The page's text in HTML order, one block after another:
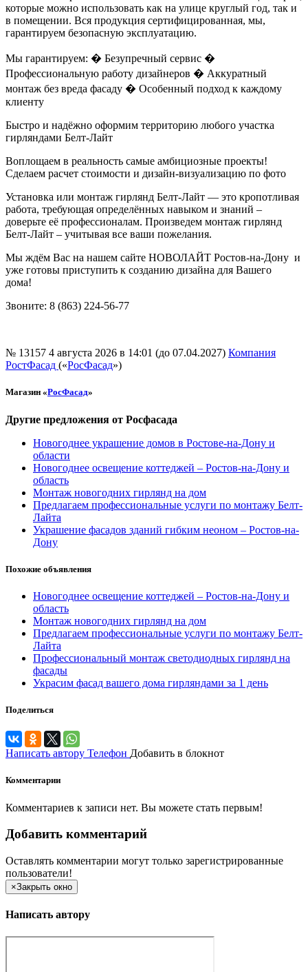
которые можно использовать как на улице круглый год, так и
в помещении. Вся продукция сертифицированная, мы,
гарантируем безопасную эксплуатацию.
Мы гарантируем: � Безупречный сервис �
Профессиональную работу дизайнеров � Аккуратный
монтаж без вреда фасаду � Особенный подход к каждому
клиенту
Быстро и надёжно оформим территорию любого участка
гирляндами Белт-Лайт
Воплощаем в реальность самые амбициозные проекты!
Сделаем расчет стоимости и дизайн-визуализацию по фото
Установка или монтаж гирлянд Белт-Лайт — это кропотливая
работа, требующая определённых навыком и знаний –
доверьте её профессионалам. Произведем монтаж гирлянд
Белт-Лайт – учитывая все ваши пожелания.
Мы ждём Вас на нашем сайте НОВОЛАЙТ Ростов-на-Дону и
уже готовы приступить к созданию дизайна для Вашего
дома!
Звоните: 8 (863) 224-56-77
№ 13157 4 августа 2026 в 14:01 (до 07.04.2027) Компания
РостФасад («РосФасад»)
Магазин «РосФасад»
Другие предложения от Росфасада
Новогоднее украшение домов в Ростове-на-Дону и
области
Новогоднее освещение коттеджей – Ростов-на-Дону и
область
Монтаж новогодних гирлянд на дом
Предлагаем профессиональные услуги по монтажу Белт-
Лайта
Украшение фасадов зданий гибким неоном – Ростов-на-
Дону
Похожие объявления
Новогоднее освещение коттеджей – Ростов-на-Дону и
область
Монтаж новогодних гирлянд на дом
Предлагаем профессиональные услуги по монтажу Белт-
Лайта
Профессиональный монтаж светодиодных гирлянд на
фасады
Украсим фасад вашего дома гирляндами за 1 день
Поделиться
Написать автору Телефон Добавить в блокнот
Комментарии
Комментариев к записи нет. Вы можете стать первым!
Добавить комментарий
Оставлять комментарии могут только зарегистрированные
пользователи!
×Закрыть окно
Написать автору